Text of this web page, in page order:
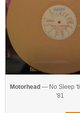
Motorhead — No Sleep
'81